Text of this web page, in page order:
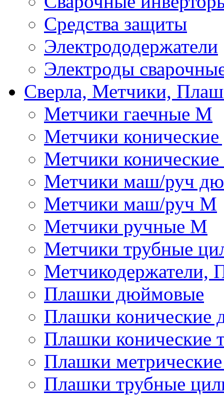
Средства защиты
Электрододержатели
Электроды
Сверла, Метчики,
Метчики гаечные М
Метчики
Метчики
Метчики маш/руч
Метчики маш/руч М
Метчики ручные М
Метчики трубные
Метчикодержатели,
Плашки дюймовые
Плашки
Плашки конические
Плашки
Плашки трубные